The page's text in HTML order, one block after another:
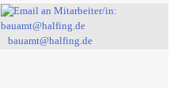
bauamt@halfing.de